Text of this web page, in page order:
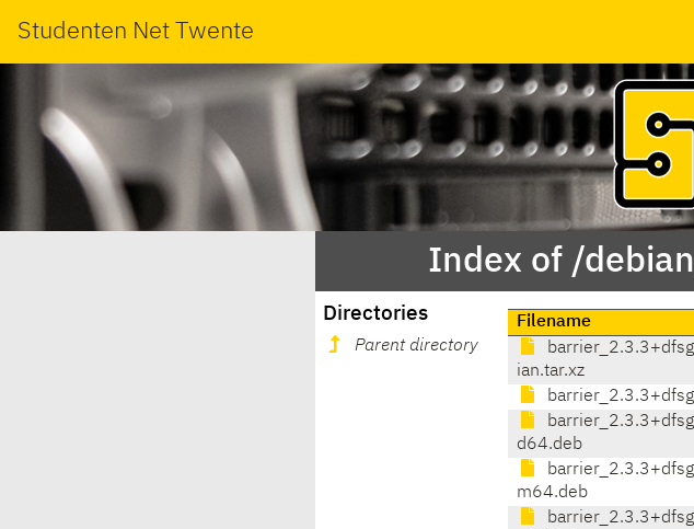
Studenten Net Twente
Index of /
Directories
Parent directory
Filename
ian.tar.xz
d64.deb
m64.deb